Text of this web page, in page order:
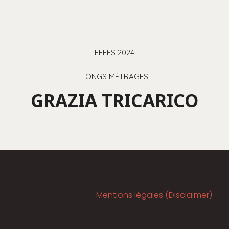
FEFFS 2024
LONGS MÉTRAGES
GRAZIA TRICARICO
Mentions légales (Disclaimer)